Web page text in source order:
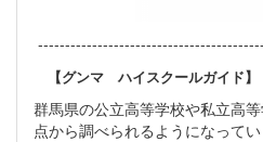
【グンマ ハイスクールガイド】
群馬県の公立高等学校や私立高
点から調べられるようになってい